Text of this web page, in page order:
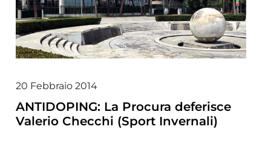
20 Febbraio 2014
ANTIDOPING: La Procura deferisce
Valerio Checchi (Sport Invernali)